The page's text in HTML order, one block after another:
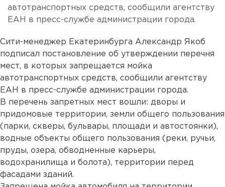
автотранспортных средств, сообщили агентству
ЕАН в пресс-службе администрации города.
Сити-менеджер Екатеринбурга Александр Якоб
подписал постановление об утверждении перечня
мест, в которых запрещается мойка
автотранспортных средств, сообщили агентству
ЕАН в пресс-службе администрации города.
В перечень запретных мест вошли: дворы и
придомовые территории, земли общего пользования
(парки, скверы, бульвары, площади и автостоянки),
водные объекты общего пользования (реки, ручьи,
пруды, озера, обводненные карьеры,
водохранилища и болота), территории перед
фасадами зданий.